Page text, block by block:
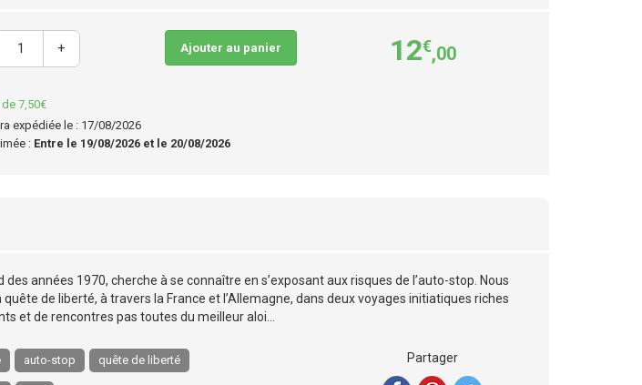
+ Ajouter au panier 12€,00
7,50€
expédiée le : 17/08/2026
: Entre le 19/08/2026 et le 20/08/2026
des années 1970, cherche à se connaître en s’exposant aux risques de l’auto-stop. Nous
quête de liberté, à travers la France et l’Allemagne, dans deux voyages initiatiques riches
et de rencontres pas toutes du meilleur aloi…
auto-stop quête de liberté Partager